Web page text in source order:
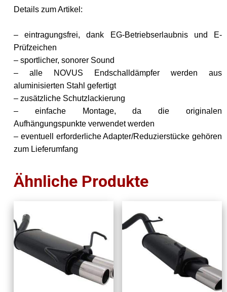
Details zum Artikel:
– eintragungsfrei, dank EG-Betriebserlaubnis und E-
Prüfzeichen
– sportlicher, sonorer Sound
– alle NOVUS Endschalldämpfer werden aus
aluminisierten Stahl gefertigt
– zusätzliche Schutzlackierung
– einfache Montage, da die originalen
Aufhängungspunkte verwendet werden
– eventuell erforderliche Adapter/Reduzierstücke gehören
zum Lieferumfang
Ähnliche Produkte